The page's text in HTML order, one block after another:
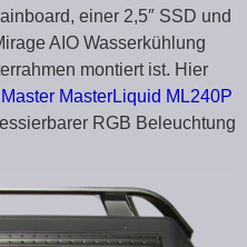
einer 2,5″ SSD und
AIO Wasserkühlung
montiert ist. Hier
MasterLiquid ML240P
RGB Beleuchtung